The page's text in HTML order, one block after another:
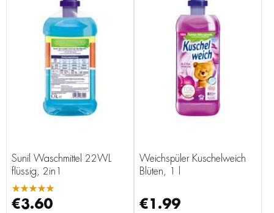
Sunil Waschmittel 22WL
flüssig, 2in1
★★★★★
€3.60
Weichspüler Kuschelweich
Blüten, 1 l
€1.99